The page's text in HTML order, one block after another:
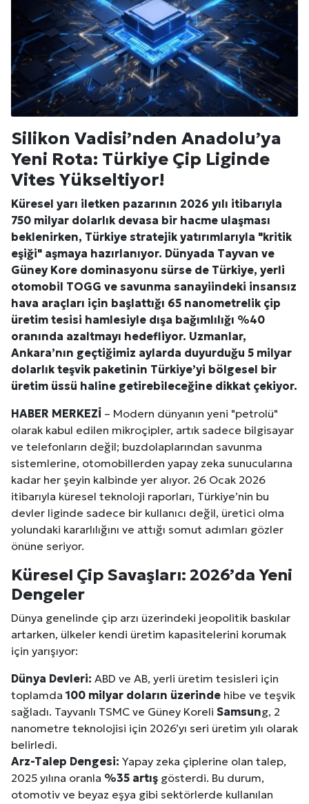
Silikon Vadisi’nden Anadolu’ya
Yeni Rota: Türkiye Çip Liginde
Vites Yükseltiyor!
Küresel yarı iletken pazarının 2026 yılı itibarıyla
750 milyar dolarlık devasa bir hacme ulaşması
beklenirken, Türkiye stratejik yatırımlarıyla "kritik
eşiği" aşmaya hazırlanıyor. Dünyada Tayvan ve
Güney Kore dominasyonu sürse de Türkiye, yerli
otomobil TOGG ve savunma sanayiindeki insansız
hava araçları için başlattığı 65 nanometrelik çip
üretim tesisi hamlesiyle dışa bağımlılığı %40
oranında azaltmayı hedefliyor. Uzmanlar,
Ankara’nın geçtiğimiz aylarda duyurduğu 5 milyar
dolarlık teşvik paketinin Türkiye’yi bölgesel bir
üretim üssü haline getirebileceğine dikkat çekiyor.
HABER MERKEZİ – Modern dünyanın yeni "petrolü"
olarak kabul edilen mikroçipler, artık sadece bilgisayar
ve telefonların değil; buzdolaplarından savunma
sistemlerine, otomobillerden yapay zeka sunucularına
kadar her şeyin kalbinde yer alıyor. 26 Ocak 2026
itibarıyla küresel teknoloji raporları, Türkiye’nin bu
devler liginde sadece bir kullanıcı değil, üretici olma
yolundaki kararlılığını ve attığı somut adımları gözler
önüne seriyor.
Küresel Çip Savaşları: 2026’da Yeni
Dengeler
Dünya genelinde çip arzı üzerindeki jeopolitik baskılar
artarken, ülkeler kendi üretim kapasitelerini korumak
için yarışıyor:
Dünya Devleri: ABD ve AB, yerli üretim tesisleri için
toplamda 100 milyar doların üzerinde hibe ve teşvik
sağladı. Tayvanlı TSMC ve Güney Koreli Samsung, 2
nanometre teknolojisi için 2026’yı seri üretim yılı olarak
belirledi.
Arz-Talep Dengesi: Yapay zeka çiplerine olan talep,
2025 yılına oranla %35 artış gösterdi. Bu durum,
otomotiv ve beyaz eşya gibi sektörlerde kullanılan